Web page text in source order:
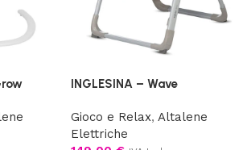
INGLESINA – Wave
Gioco e Relax, Altalene
Elettriche